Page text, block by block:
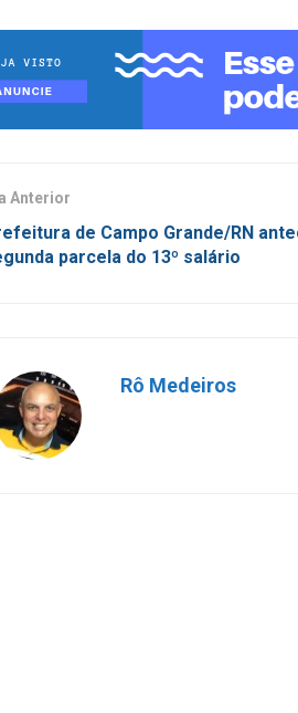
Anterior
de Campo Grande/RN
parcela do 13º salário
Rô Medeiros